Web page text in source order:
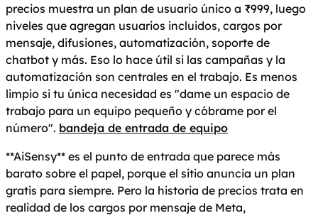
precios muestra un plan de usuario único a ₹999, luego
niveles que agregan usuarios incluidos, cargos por
mensaje, difusiones, automatización, soporte de
chatbot y más. Eso lo hace útil si las campañas y la
automatización son centrales en el trabajo. Es menos
limpio si tu única necesidad es "dame un espacio de
trabajo para un equipo pequeño y cóbrame por el
número". bandeja de entrada de equipo
**AiSensy** es el punto de entrada que parece más
barato sobre el papel, porque el sitio anuncia un plan
gratis para siempre. Pero la historia de precios trata en
realidad de los cargos por mensaje de Meta,